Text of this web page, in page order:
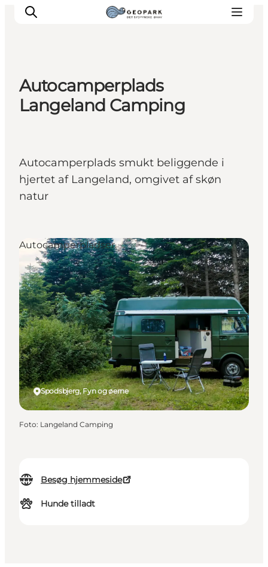
Autocamperplads
Langeland Camping
Autocamperplads smukt beliggende i
hjertet af Langeland, omgivet af skøn
natur
Besøg hjemmeside
Hunde tilladt
Spodsbjerg, Fyn og øerne
Autocamperpladser
Foto: Langeland Camping